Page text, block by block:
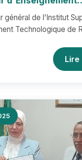
National de
Médicaments
général de l’Institut
Technologique de
Lire